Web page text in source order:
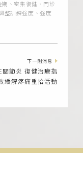
期 、 密集復健 、 門診
整訓練強度 、強度
下一則消息
關節炎 復健治療指
緩解疼痛重拾活動